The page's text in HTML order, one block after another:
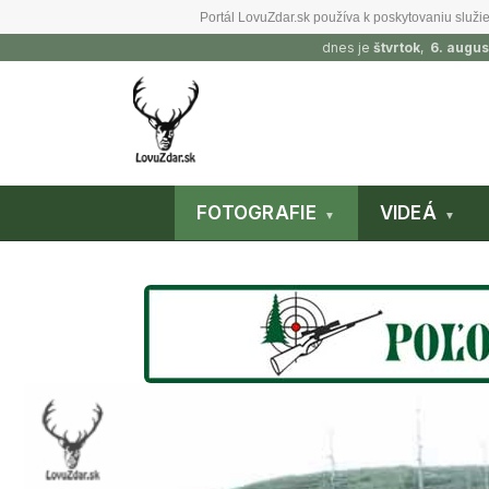
Portál LovuZdar.sk používa k poskytovaniu
dnes je štvrtok, 6.
FOTOGRAFIE VIDEÁ